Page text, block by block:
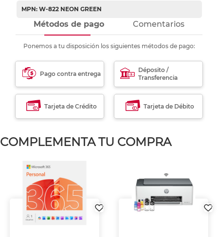
MPN: W-822 NEON GREEN
Métodos de pago Comentarios
Ponemos a tu disposición los siguientes métodos de pago:
Pago contra entrega
Déposito /
Transferencia
Tarjeta de Crédito Tarjeta de Débito
COMPLEMENTA TU COMPRA